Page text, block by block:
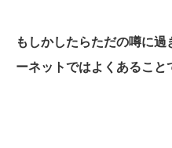
もしかしたらただの噂に
ーネットではよくあること